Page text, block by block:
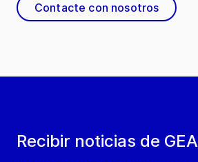
Recibir noticias de GEA
Contacte con nosotros